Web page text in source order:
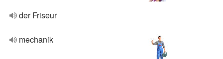
der Friseur
mechanik